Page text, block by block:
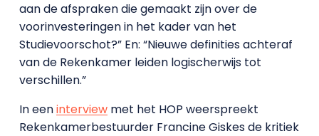
aan de afspraken die gemaakt zijn over de
voorinvesteringen in het kader van het
Studievoorschot?” En: “Nieuwe definities achteraf
van de Rekenkamer leiden logischerwijs tot
verschillen.”
In eeninterviewmet het HOP weerspreekt
Rekenkamerbestuurder Francine Giskes de kritiek